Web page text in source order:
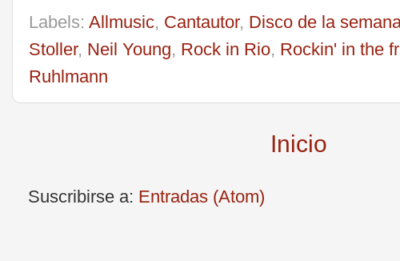
Labels: Allmusic, Cantautor, Disco de la
Stoller, Neil Young, Rock in Rio, Rockin' in the
Ruhlmann
Inicio
Suscribirse a: Entradas (Atom)